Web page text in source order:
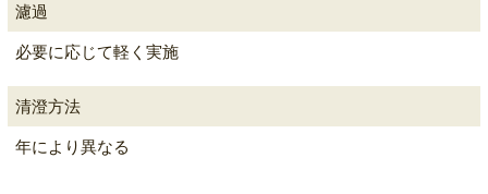
濾過
必要に応じて軽く実施
清澄方法
年により異なる